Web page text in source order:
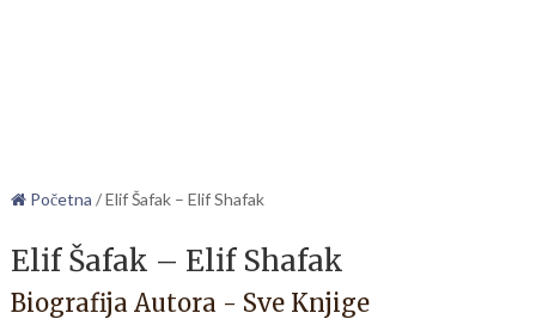
Početna /Elif Šafak – Elif Shafak
Elif Šafak – Elif Shafak
Biografija Autora - Sve Knjige